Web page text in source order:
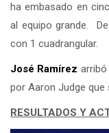
ha embasado en
al equipo grande.
con 1 cuadrangular.
José Ramírez
por Aaron Judge que
RESULTADOS Y